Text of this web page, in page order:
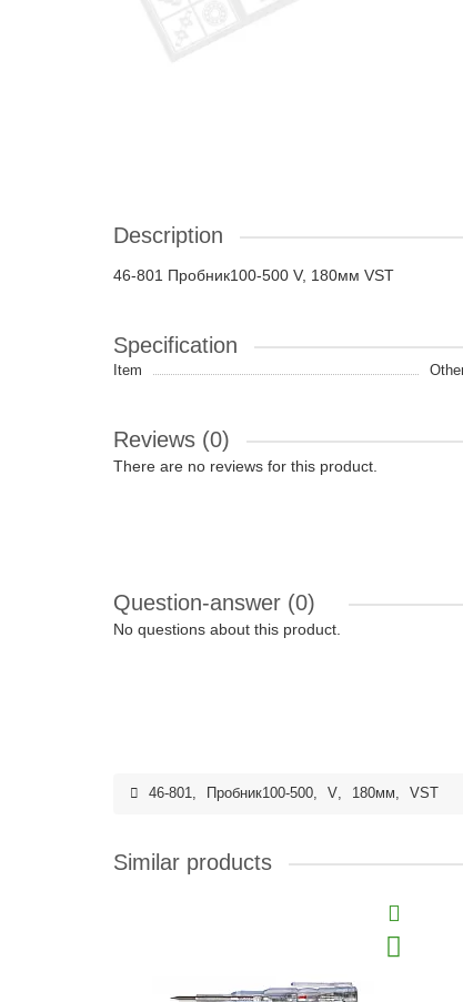
Description
46-801 Пробник100-500 V, 180мм VST
Specification
Item
Reviews (0)
There are no reviews for this product.
Question-answer (0)
No questions about this product.
46-801, Пробник100-500, V, 180мм, VST
Similar products